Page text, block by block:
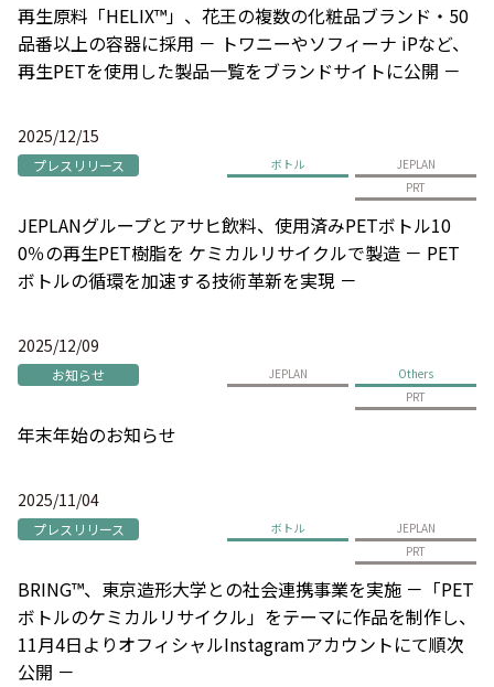
再生原料「HELIX™」、花王の複数の化粧品ブランド・50
品番以上の容器に採用 － トワニーやソフィーナ iPなど、
再生PETを使用した製品一覧をブランドサイトに公開 －
2025/12/15
プレスリリース ボトル
JEPLAN
PRT
JEPLANグループとアサヒ飲料、使用済みPETボトル10
0％の再生PET樹脂を ケミカルリサイクルで製造 － PET
ボトルの循環を加速する技術革新を実現 －
2025/12/09
お知らせ JEPLAN
Others
PRT
年末年始のお知らせ
2025/11/04
プレスリリース ボトル
JEPLAN
PRT
BRING™、東京造形大学との社会連携事業を実施 －「PET
ボトルのケミカルリサイクル」をテーマに作品を制作し、
11月4日よりオフィシャルInstagramアカウントにて順次
公開 －